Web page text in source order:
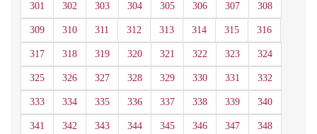
301 302 303 304 305 306 307 308
309 310 311 312 313 314 315 316
317 318 319 320 321 322 323 324
325 326 327 328 329 330 331 332
333 334 335 336 337 338 339 340
341 342 343 344 345 346 347 348